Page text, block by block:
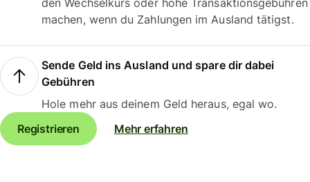
den Wechselkurs oder hohe Transaktionsgebühren
machen, wenn du Zahlungen im Ausland tätigst.
Sende Geld ins Ausland und spare dir dabei
Gebühren
Hole mehr aus deinem Geld heraus, egal wo.
Registrieren
Mehr erfahren